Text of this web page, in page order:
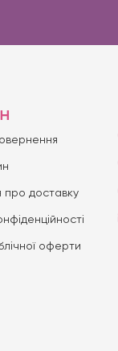
про доставку
оферти